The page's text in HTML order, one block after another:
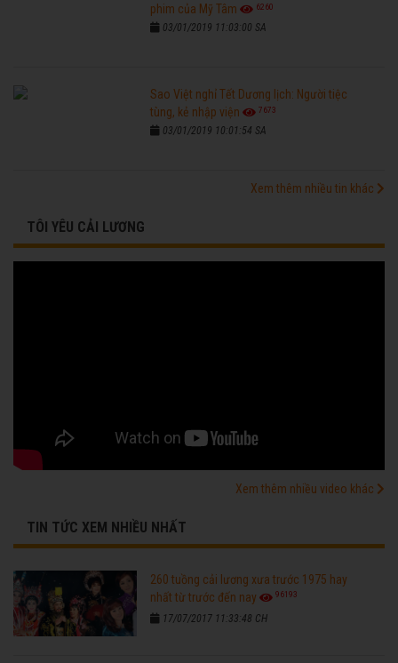
phim của Mỹ Tâm
6260
03/01/2019 11:03:00 SA
Sao Việt nghỉ Tết Dương lịch: Người tiệc
tùng, kẻ nhập viện
7673
03/01/2019 10:01:54 SA
Xem thêm nhiều tin khác
TÔI YÊU CẢI LƯƠNG
Xem thêm nhiều video khác
TIN TỨC XEM NHIỀU NHẤT
260 tuồng cải lương xưa trước 1975 hay
nhất từ trước đến nay
96193
17/07/2017 11:33:48 CH